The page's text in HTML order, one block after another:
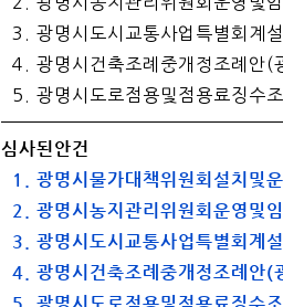
3. 광명시도시교통사업특별회계
4. 광명시건축조례중개정조례안(
5. 광명시도로점용및점용료징수
심사된안건
1. 광명시물가대책위원회설치및
2. 광명시농지관리위원회운영및
3. 광명시도시교통사업특별회계
4. 광명시건축조례중개정조례안(